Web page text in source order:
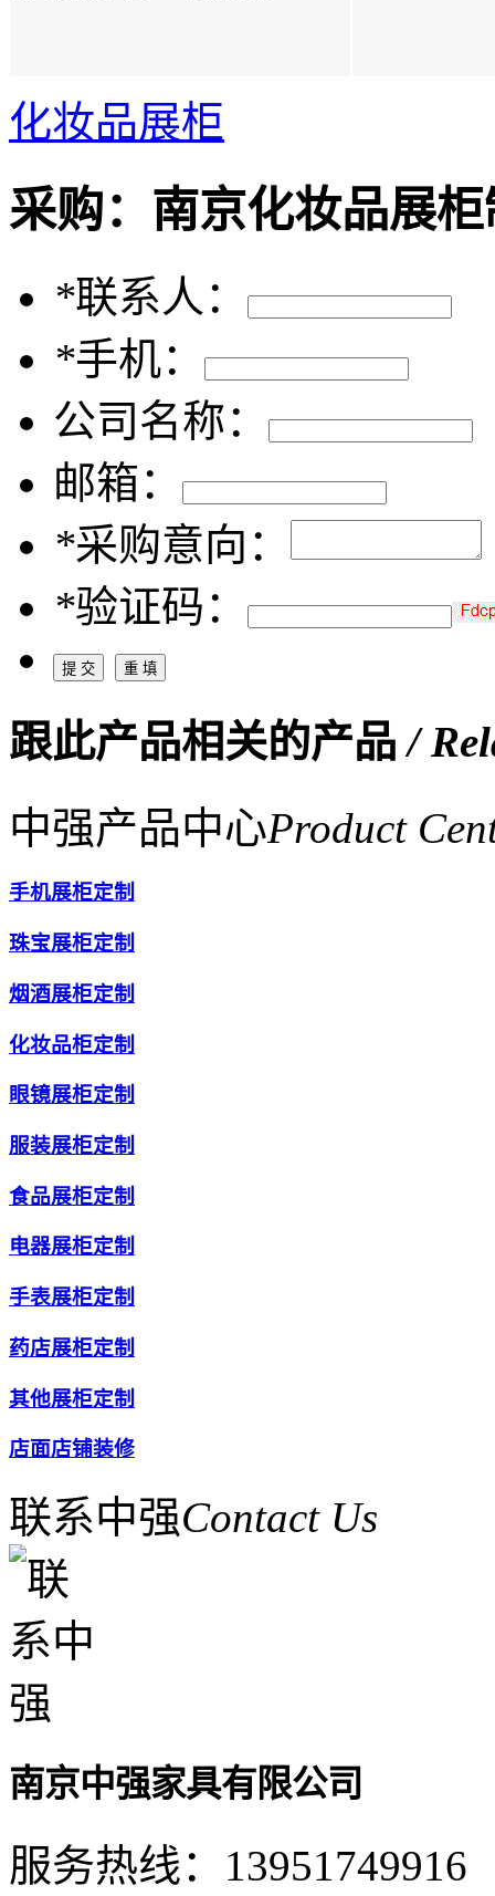
化妆品展柜
采购： 南京化妆品展
*联系人：
*手机：
公司名称：
邮箱：
*采购意向：
*验证码：
跟此产品相关的产品/
中强产品中心Product
手机展柜定制
珠宝展柜定制
烟酒展柜定制
化妆品柜定制
眼镜展柜定制
服装展柜定制
食品展柜定制
电器展柜定制
手表展柜定制
药店展柜定制
其他展柜定制
店面店铺装修
联系中强Contact Us
南京中强家具有限公司
服务热线： 13951749916